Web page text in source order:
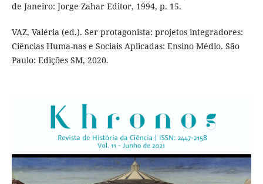
de Janeiro: Jorge Zahar Editor, 1994, p. 15.
VAZ, Valéria (ed.). Ser protagonista: projetos integradores:
Ciências Huma-nas e Sociais Aplicadas: Ensino Médio. São
Paulo: Edições SM, 2020.